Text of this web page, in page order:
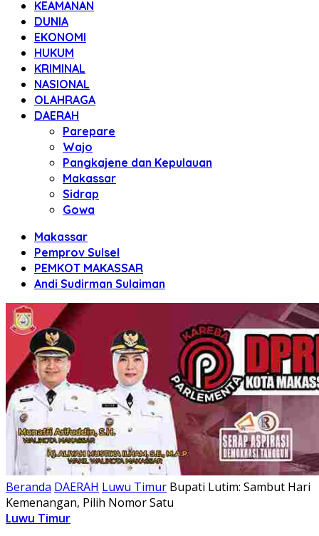
KEAMANAN
DUNIA
EKONOMI
HUKUM
KRIMINAL
NASIONAL
OLAHRAGA
DAERAH
Parepare
Wajo
Pangkajene dan Kepulauan
Makassar
Sidrap
Gowa
Makassar
Pemprov Sulsel
PEMKOT MAKASSAR
Andi Sudirman Sulaiman
Beranda DAERAH Luwu Timur Bupati Lutim: Sambut Hari
Kemenangan, Pilih Nomor Satu
Luwu Timur